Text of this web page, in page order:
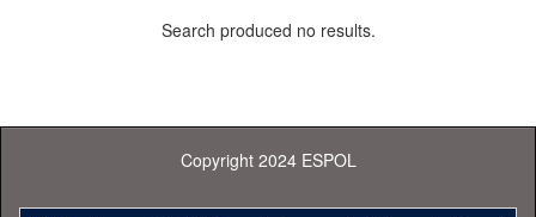
Search produced no results.
Copyright 2024 ESPOL